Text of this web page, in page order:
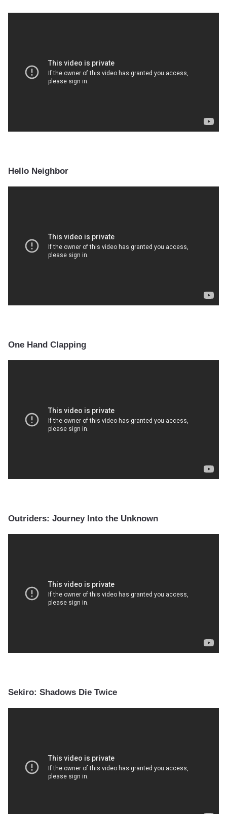
Hello Neighbor
One Hand Clapping
Outriders: Journey Into the Unknown
Sekiro: Shadows Die Twice